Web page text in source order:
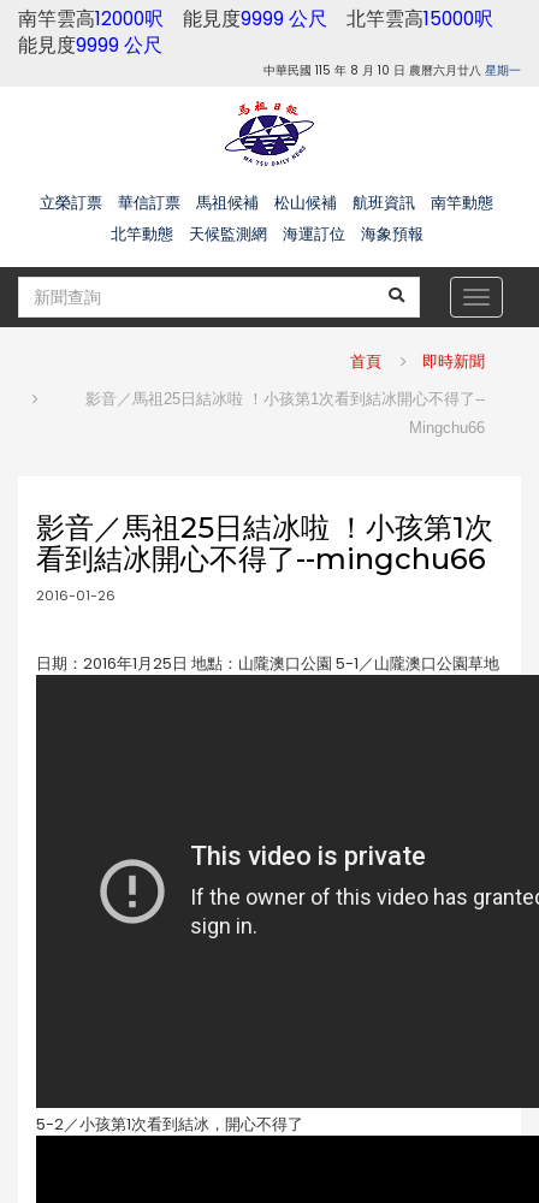
南竿雲高12000呎 能見度9999 公尺 北竿雲高15000呎
能見度9999 公尺
中華民國 115 年 8 月 10 日 農曆六月廿八 星期一
立榮訂票 華信訂票 馬祖候補 松山候補 航班資訊
南竿動態
北竿動態
天候監測網 海運訂位 海象預報
Toggle
首頁 即時新聞
影音／馬祖25日結冰啦 ！小孩第1次看到結冰開心不得了--
Mingchu66
影音／馬祖25日結冰啦 ！小孩第1次
看到結冰開心不得了--mingchu66
2016-01-26
日期：2016年1月25日 地點：山隴澳口公園 5-1／山隴澳口公園草地
5-2／小孩第1次看到結冰，開心不得了